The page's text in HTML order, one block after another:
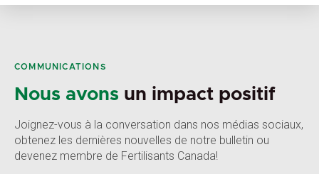
COMMUNICATIONS
Nous avons un impact positif
Joignez-vous à la conversation dans nos médias sociaux,
obtenez les dernières nouvelles de notre bulletin ou
devenez membre de Fertilisants Canada!